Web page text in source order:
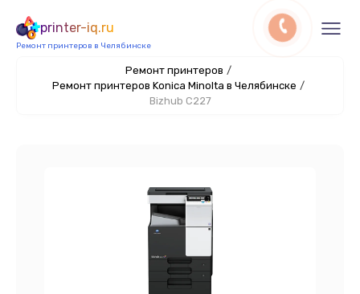
printer-iq.ru
Ремонт принтеров в Челябинске
Ремонт принтеров /
Ремонт принтеров Konica Minolta в Челябинске /
Bizhub C227